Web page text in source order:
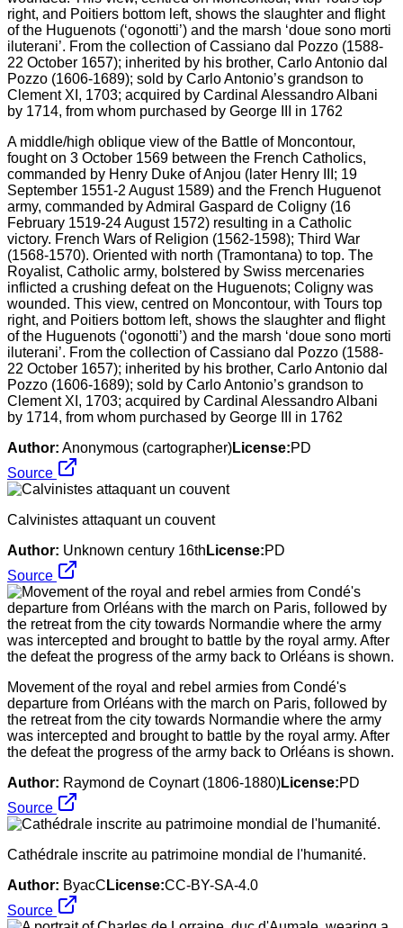
A middle/high oblique view of the Battle of Moncontour,
fought on 3 October 1569 between the French Catholics,
commanded by Henry Duke of Anjou (later Henry III; 19
September 1551-2 August 1589) and the French Huguenot
army, commanded by Admiral Gaspard de Coligny (16
February 1519-24 August 1572) resulting in a Catholic
victory. French Wars of Religion (1562-1598); Third War
(1568-1570). Oriented with north (Tramontana) to top. The
Royalist, Catholic army, bolstered by Swiss mercenaries
inflicted a crushing defeat on the Huguenots; Coligny was
wounded. This view, centred on Moncontour, with Tours top
right, and Poitiers bottom left, shows the slaughter and flight
of the Huguenots (‘ogonotti’) and the marsh ‘doue sono morti
iluterani’. From the collection of Cassiano dal Pozzo (1588-
22 October 1657); inherited by his brother, Carlo Antonio dal
Pozzo (1606-1689); sold by Carlo Antonio’s grandson to
Clement XI, 1703; acquired by Cardinal Alessandro Albani
by 1714, from whom purchased by George III in 1762
Author: Anonymous (cartographer)License:PD
Source
Calvinistes attaquant un couvent
Author: Unknown century 16th License:PD
Source
Movement of the royal and rebel armies from Condé's
departure from Orléans with the march on Paris, followed by
the retreat from the city towards Normandie where the army
was intercepted and brought to battle by the royal army. After
the defeat the progress of the army back to Orléans is shown.
Author: Raymond de Coynart (1806-1880)License:PD
Source
Cathédrale inscrite au patrimoine mondial de l'humanité.
Author: ByacC License:CC-BY-SA-4.0
Source